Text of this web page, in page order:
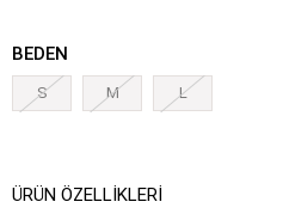
BEDEN
S M L
ÜRÜN ÖZELLIKLERI